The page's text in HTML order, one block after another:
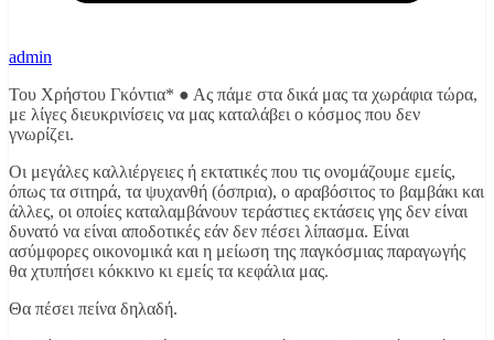
admin
Του Χρήστου Γκόντια* ● Ας πάμε στα δικά μας τα χωράφια τώρα,
με λίγες διευκρινίσεις να μας καταλάβει ο κόσμος που δεν
γνωρίζει.
Οι μεγάλες καλλιέργειες ή εκτατικές που τις ονομάζουμε εμείς,
όπως τα σιτηρά, τα ψυχανθή (όσπρια), ο αραβόσιτος το βαμβάκι και
άλλες, οι οποίες καταλαμβάνουν τεράστιες εκτάσεις γης δεν είναι
δυνατό να είναι αποδοτικές εάν δεν πέσει λίπασμα. Είναι
ασύμφορες οικονομικά και η μείωση της παγκόσμιας παραγωγής
θα χτυπήσει κόκκινο κι εμείς τα κεφάλια μας.
Θα πέσει πείνα δηλαδή.